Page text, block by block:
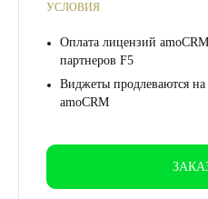
УСЛОВИЯ
Оплата лицензий
партнеров F5
Виджеты продлеваются
amoCRM